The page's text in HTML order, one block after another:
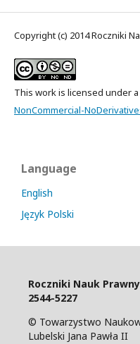
Copyright (c) 2014 Roczniki
This work is licensed under a
NonCommercial-
Language
English
Język Polski
Roczniki Nauk
2544-5227
© Towarzystwo
Lubelski Jana Pawła II